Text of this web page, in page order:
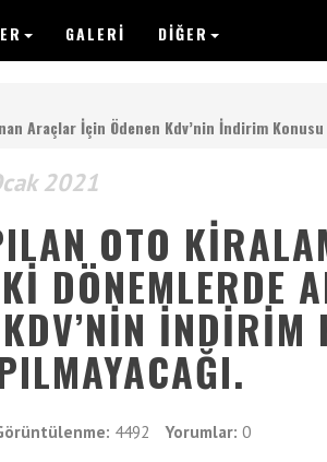
GALERI DİĞER
Araçlar İçin Ödenen Kdv’nin İndirim Konusu
2021
OTO
DÖNEMLERDE
İNDIRIM
4492 Yorumlar: 0